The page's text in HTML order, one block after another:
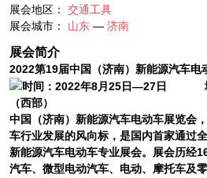
展会地区： 交通工具
展会城市： 山东 — 济南
展会简介
2022第19届中国（济南）新能源汽车电
时间 ：2022年8月 25日—27日
（西部）
中国（济南）新能源汽车电动车展览会
车行业发展的风向标，是国内首家通过
新能源汽车电动车专业展会。展会历经1
汽车、微型电动汽车、电动、摩托车及